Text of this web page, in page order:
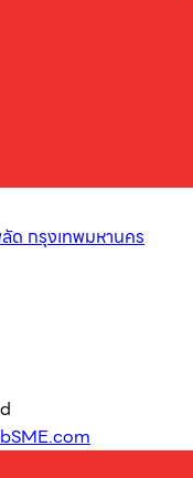
ด กรุงเทพมหานคร